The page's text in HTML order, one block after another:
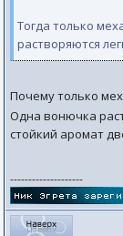
Тогда только
растворяются
Почему только
Одна вонючка
стойкий аромат
--------------------